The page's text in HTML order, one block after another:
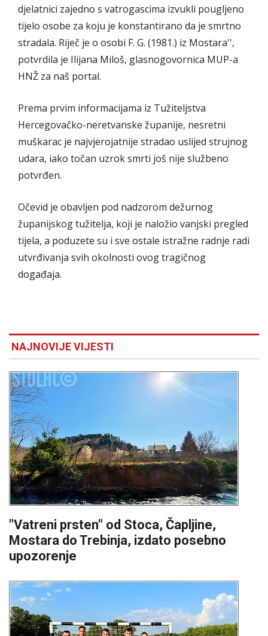
djelatnici zajedno s vatrogascima izvukli pougljeno
tijelo osobe za koju je konstantirano da je smrtno
stradala. Riječ je o osobi F. G. (1981.) iz Mostara'',
potvrdila je Ilijana Miloš, glasnogovornica MUP-a
HNŽ za naš portal.
Prema prvim informacijama iz Tužiteljstva
Hercegovačko-neretvanske županije, nesretni
muškarac je najvjerojatnije stradao uslijed strujnog
udara, iako točan uzrok smrti još nije službeno
potvrđen.
Očevid je obavljen pod nadzorom dežurnog
županijskog tužitelja, koji je naložio vanjski pregled
tijela, a poduzete su i sve ostale istražne radnje radi
utvrđivanja svih okolnosti ovog tragičnog
događaja.
NAJNOVIJE VIJESTI
"Vatreni prsten" od Stoca, Čapljine,
Mostara do Trebinja, izdato posebno
upozorenje